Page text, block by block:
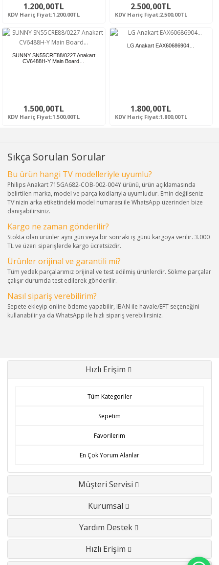
1.200,00TL
KDV Hariç Fiyat:1.200,00TL
2.500,00TL
KDV Hariç Fiyat:2.500,00TL
SUNNY SN55CRE88/0227 Anakart
CV6488H-Y Main Board…
1.500,00TL
KDV Hariç Fiyat:1.500,00TL
LG Anakart EAX60686904…
1.800,00TL
KDV Hariç Fiyat:1.800,00TL
Sıkça Sorulan Sorular
Bu ürün hangi TV modelleriyle uyumlu?
Philips Anakart 715GA682-COB-002-004Y ürünü, ürün açıklamasında
belirtilen marka, model ve parça kodlarıyla uyumludur. Emin değilseniz
TV'nizin arka etiketindeki model numarası ile WhatsApp üzerinden bize
danışabilirsiniz.
Kargo ne zaman gönderilir?
Stokta olan ürünler aynı gün veya bir sonraki iş günü kargoya verilir. 3.000
TL ve üzeri siparişlerde kargo ücretsizdir.
Ürünler orijinal ve garantili mi?
Tüm yedek parçalarımız orijinal ve test edilmiş ürünlerdir. Sökme parçalar
çalışır durumda test edilerek gönderilir.
Nasıl sipariş verebilirim?
Sepete ekleyip online ödeme yapabilir, IBAN ile havale/EFT seçeneğini
kullanabilir ya da WhatsApp ile hızlı sipariş verebilirsiniz.
Hızlı Erişim
Tüm Kategoriler
Sepetim
Favorilerim
En Çok Yorum Alanlar
Müşteri Servisi
Kurumsal
Yardım Destek
Hızlı Erişim